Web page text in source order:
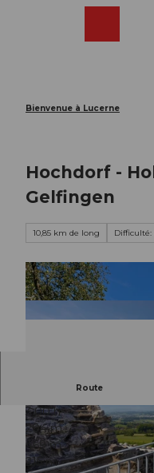
Bienvenue à Lucerne
Hochdorf -
Gelfingen
10,85 km de long Difficulté:
Route
3:00 h
204 m
469 m
215 m